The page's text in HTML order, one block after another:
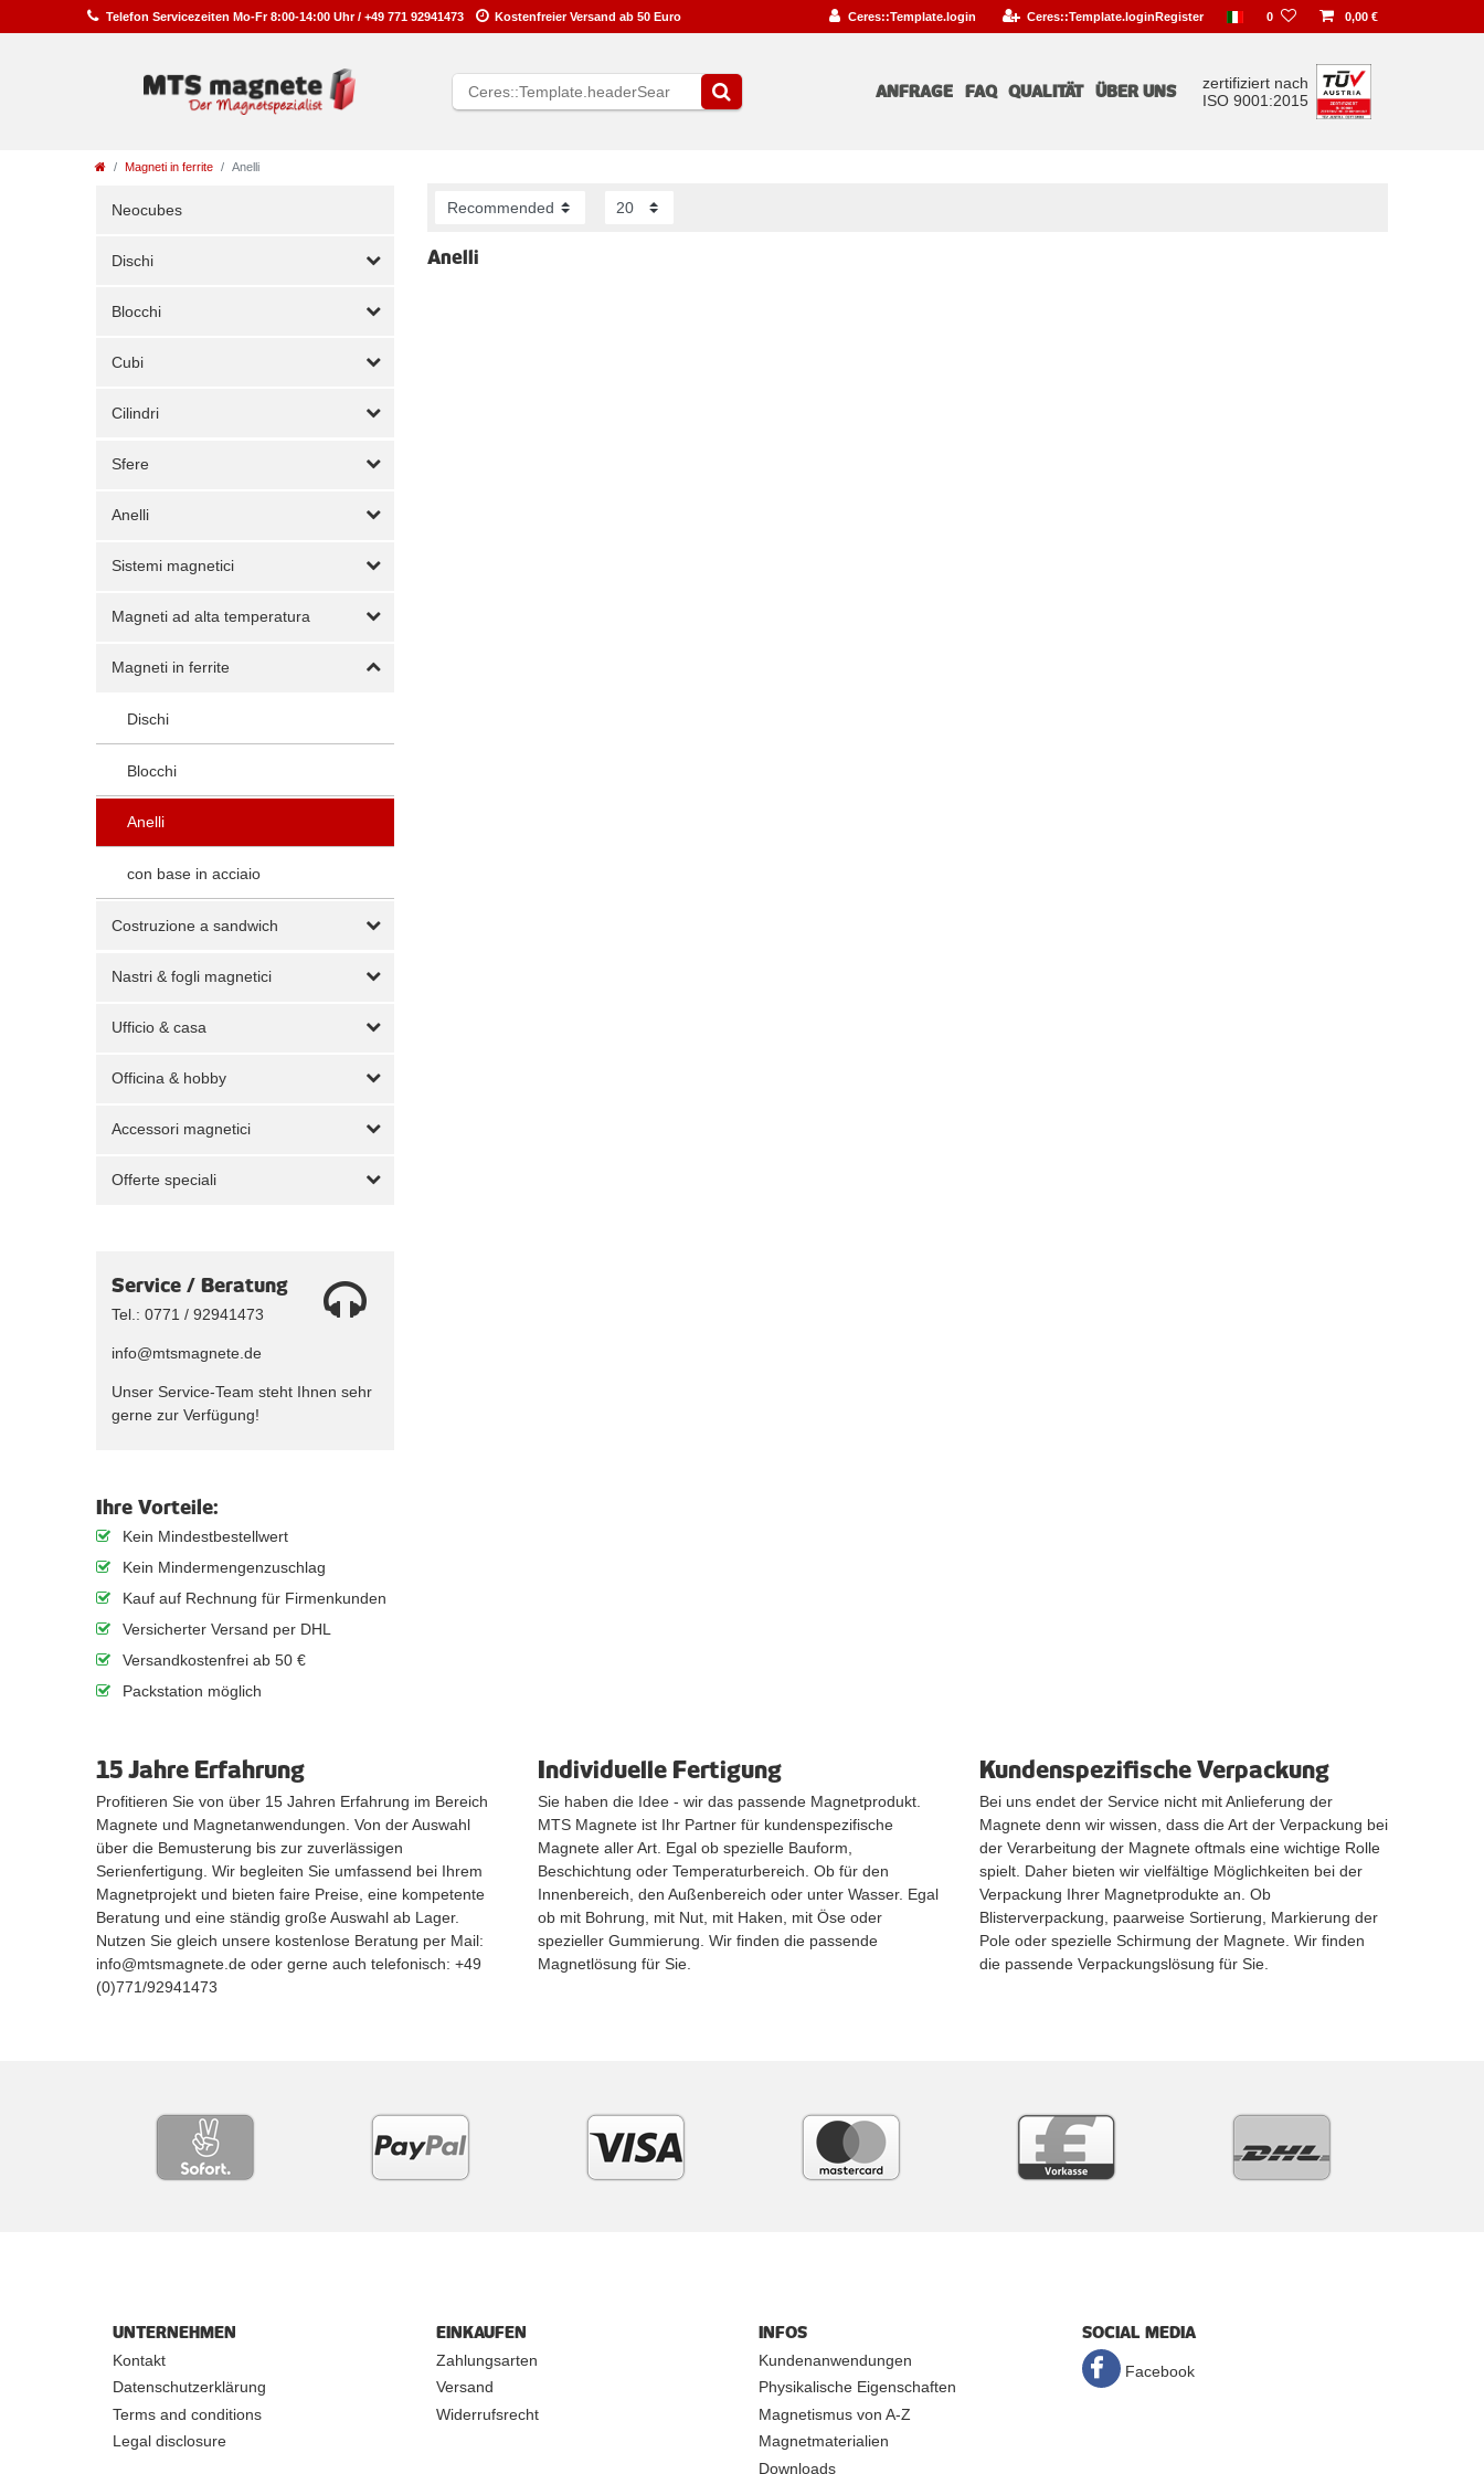
Telefon Servicezeiten Mo-Fr 8:00-14:00 Uhr / +49 771 92941473 Kostenfreier Versand ab 50 Euro Ceres::Template.login Ceres::Template.loginRegister 0 0,00 €
ANFRAGE FAQ QUALITÄT ÜBER UNS
zertifiziert nach
ISO 9001:2015
Magneti in ferrite Anelli
Neocubes
Dischi
Blocchi
Cubi
Cilindri
Sfere
Anelli
Sistemi magnetici
Magneti ad alta temperatura
Magneti in ferrite
Dischi
Blocchi
Anelli
con base in acciaio
Costruzione a sandwich
Nastri & fogli magnetici
Ufficio & casa
Officina & hobby
Accessori magnetici
Offerte speciali
Service / Beratung
Tel.: 0771 / 92941473
info@mtsmagnete.de
Unser Service-Team steht Ihnen sehr
gerne zur Verfügung!
Ihre Vorteile:
Kein Mindestbestellwert
Kein Mindermengenzuschlag
Kauf auf Rechnung für Firmenkunden
Versicherter Versand per DHL
Versandkostenfrei ab 50 €
Packstation möglich
Anelli
15 Jahre Erfahrung
Profitieren Sie von über 15 Jahren Erfahrung im Bereich
Magnete und Magnetanwendungen. Von der Auswahl
über die Bemusterung bis zur zuverlässigen
Serienfertigung. Wir begleiten Sie umfassend bei Ihrem
Magnetprojekt und bieten faire Preise, eine kompetente
Beratung und eine ständig große Auswahl ab Lager.
Nutzen Sie gleich unsere kostenlose Beratung per Mail:
info@mtsmagnete.de oder gerne auch telefonisch: +49
(0)771/92941473
Individuelle Fertigung
Sie haben die Idee - wir das passende Magnetprodukt.
MTS Magnete ist Ihr Partner für kundenspezifische
Magnete aller Art. Egal ob spezielle Bauform,
Beschichtung oder Temperaturbereich. Ob für den
Innenbereich, den Außenbereich oder unter Wasser. Egal
ob mit Bohrung, mit Nut, mit Haken, mit Öse oder
spezieller Gummierung. Wir finden die passende
Magnetlösung für Sie.
Kundenspezifische Verpackung
Bei uns endet der Service nicht mit Anlieferung der
Magnete denn wir wissen, dass die Art der Verpackung bei
der Verarbeitung der Magnete oftmals eine wichtige Rolle
spielt. Daher bieten wir vielfältige Möglichkeiten bei der
Verpackung Ihrer Magnetprodukte an. Ob
Blisterverpackung, paarweise Sortierung, Markierung der
Pole oder spezielle Schirmung der Magnete. Wir finden
die passende Verpackungslösung für Sie.
UNTERNEHMEN
Kontakt
Datenschutzerklärung
Terms and conditions
Legal disclosure
EINKAUFEN
Zahlungsarten
Versand
Widerrufsrecht
INFOS
Kundenanwendungen
Physikalische Eigenschaften
Magnetismus von A-Z
Magnetmaterialien
Downloads
SOCIAL MEDIA
Facebook